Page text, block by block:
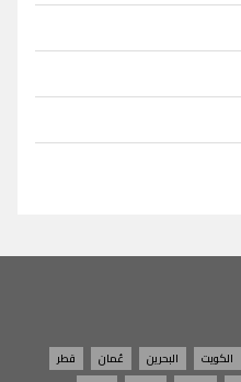
الكويت البحرين عُمان
قطر